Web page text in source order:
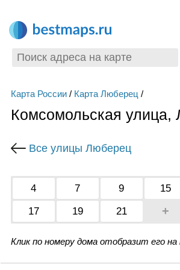
Карта России/ Карта Люберец /
Комсомольская
Все улицы Люберец
4 7 9 15
17
19 21 +
Клик по номеру дома отобразит его